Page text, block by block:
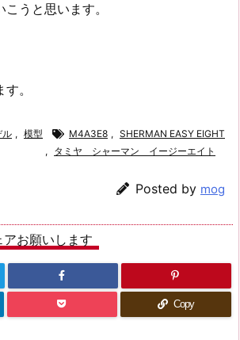
うと思います。
。
ル , 模型 M4A3E8 , SHERMAN EASY EIGHT
,
タミヤ シャーマン イージーエイト
Posted by mog
お願いします
Copy